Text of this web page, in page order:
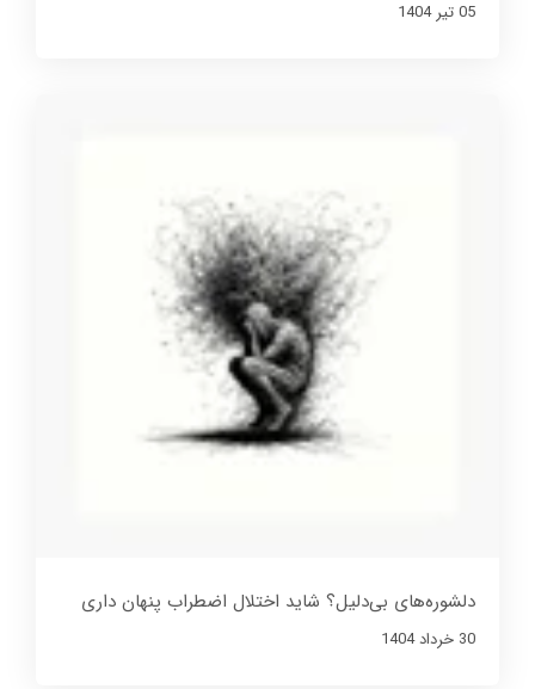
05 تير 1404
دلشوره‌های بی‌دلیل؟ شاید اختلال اضطراب پنهان داری
30 خرداد 1404